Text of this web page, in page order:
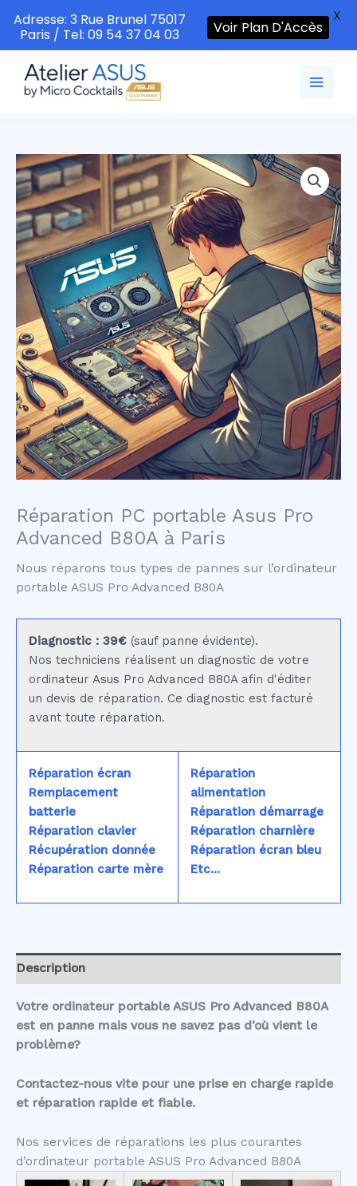
contenu
Réparation PC portable Asus Pro
Advanced B80A à Paris
Nous réparons tous types de pannes sur l’ordinateur
portable ASUS Pro Advanced B80A
Diagnostic : 39€ (sauf panne évidente).
Nos techniciens réalisent un diagnostic de votre
ordinateur Asus Pro Advanced B80A afin d'éditer
un devis de réparation. Ce diagnostic est facturé
avant toute réparation.
Réparation écran
Remplacement
batterie
Réparation clavier
Récupération donnée
Réparation carte mère
Réparation
alimentation
Réparation démarrage
Réparation charnière
Réparation écran bleu
Etc...
Description
Votre ordinateur portable ASUS Pro Advanced B80A
est en panne mais vous ne savez pas d’où vient le
problème?
Contactez-nous vite pour une prise en charge rapide
et réparation rapide et fiable.
Nos services de réparations les plus courantes
d’ordinateur portable ASUS Pro Advanced B80A
Adresse: 3 Rue Brunel 75017
Paris / Tel: 09 54 37 04 03
Voir Plan D'Accès
X